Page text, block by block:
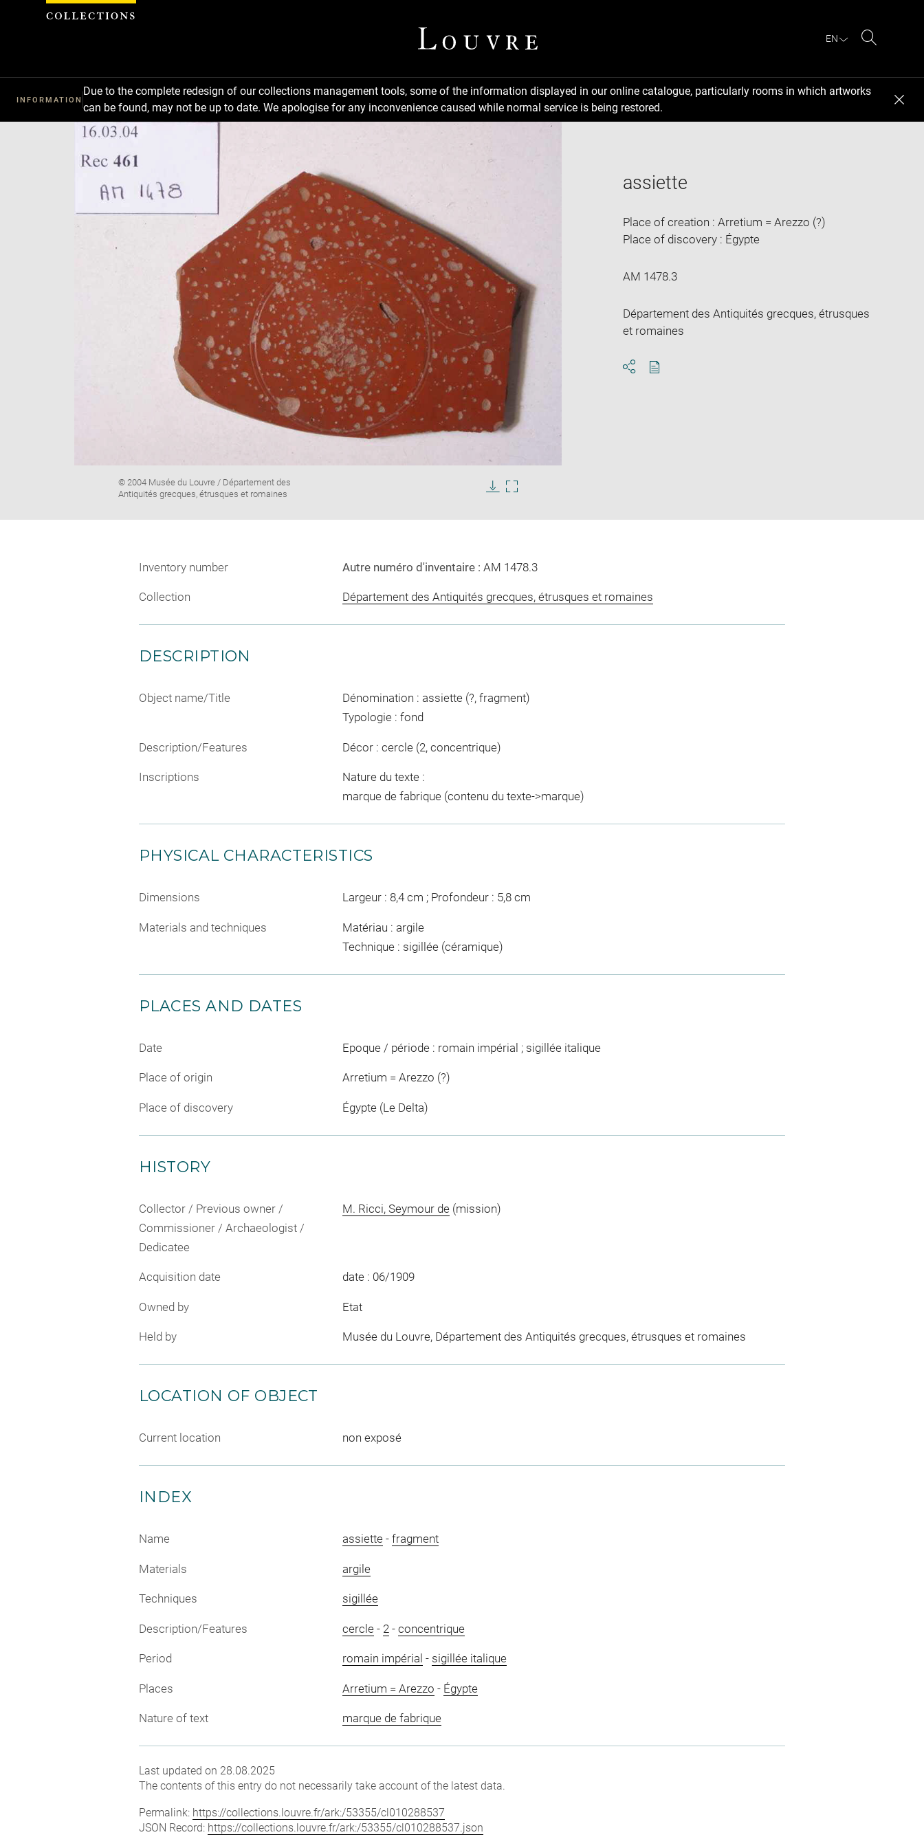
EN
INFORMATION
Due to the complete redesign of our collections management tools, some of the information displayed in our online catalogue, particularly rooms in which artworks
can be found, may not be up to date. We apologise for any inconvenience caused while normal service is being restored.
Image
caption:
© 2004 Musée du Louvre / Département des
Antiquités grecques, étrusques et romaines
Download
Previous
assiette
Place of creation : Arretium = Arezzo (?)
Place of discovery : Égypte
AM 1478.3
Département des Antiquités grecques, étrusques
et romaines
Inventory number Autre numéro d'inventaire : AM 1478.3
Collection Département des Antiquités grecques, étrusques et romaines
DESCRIPTION
Object name/Title
Dénomination : assiette (?, fragment)
Typologie : fond
Description/Features Décor : cercle (2, concentrique)
Inscriptions
Nature du texte :
marque de fabrique (contenu du texte->marque)
PHYSICAL CHARACTERISTICS
Dimensions Largeur : 8,4 cm ; Profondeur : 5,8 cm
Materials and techniques
Matériau : argile
Technique : sigillée (céramique)
PLACES AND DATES
Date Epoque / période : romain impérial ; sigillée italique
Place of origin Arretium = Arezzo (?)
Place of discovery Égypte (Le Delta)
HISTORY
Collector / Previous owner /
Commissioner / Archaeologist /
Dedicatee
M. Ricci, Seymour de(mission)
Acquisition date date : 06/1909
Owned by Etat
Held by Musée du Louvre, Département des Antiquités grecques, étrusques et romaines
LOCATION OF OBJECT
Current location non exposé
INDEX
Name assiette- fragment
Materials argile
Techniques sigillée
Description/Features cercle- 2 - concentrique
Period romain impérial - sigillée italique
Places Arretium = Arezzo - Égypte
Nature of text marque de fabrique
Last updated on 28.08.2025
The contents of this entry do not necessarily take account of the latest data.
Permalink: https://collections.louvre.fr/ark:/53355/cl010288537
JSON Record: https://collections.louvre.fr/ark:/53355/cl010288537.json
Cookies management panel